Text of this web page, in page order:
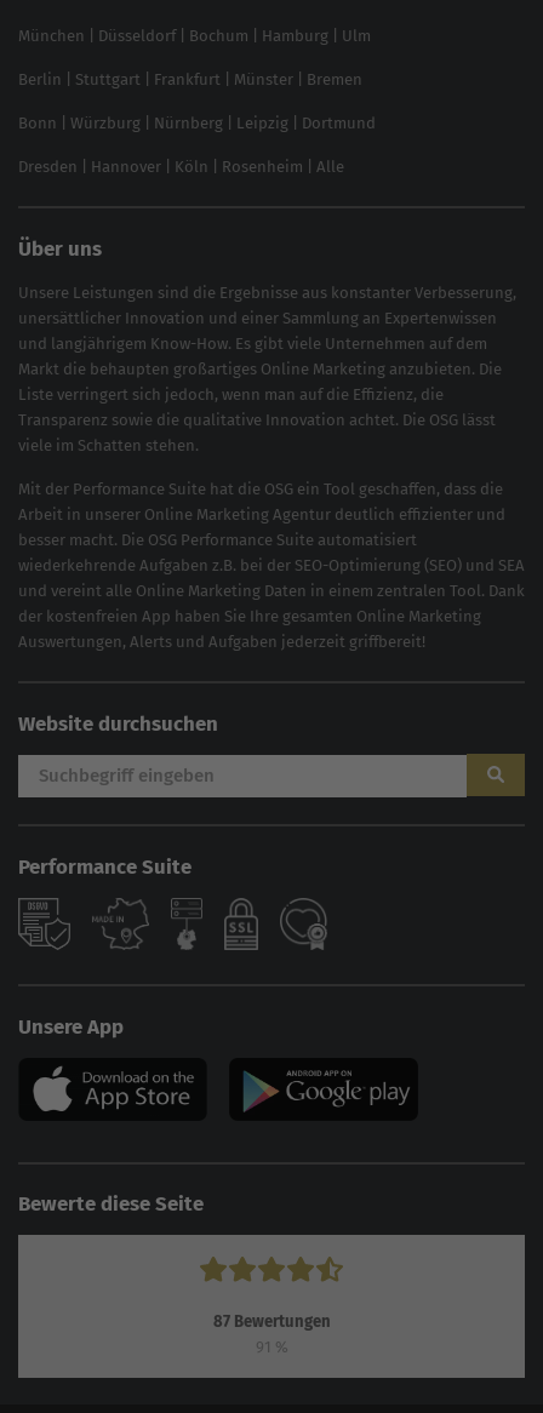
Local SEO
SEO für Online Shops
Brand Monitoring 2025
München Düsseldorf| Bochum Hamburg Ulm
Berlin Stuttgart Frankfurt Münster Bremen
Bonn Würzburg Nürnberg Leipzig Dortmund
Dresden Hannover Köln Rosenheim Alle
Über uns
Unsere Leistungen sind die Ergebnisse aus konstanter Verbesserung,
unersättlicher Innovation und einer Sammlung an Expertenwissen
und langjährigem Know-How. Es gibt viele Unternehmen auf dem
Markt die behaupten großartiges Online Marketing anzubieten. Die
Liste verringert sich jedoch, wenn man auf die Effizienz, die
Transparenz sowie die qualitative Innovation achtet. Die OSG lässt
viele im Schatten stehen.
Mit der Performance Suite hat die OSG ein Tool geschaffen, dass die
Arbeit in unserer Online Marketing Agentur deutlich effizienter und
besser macht. Die OSG Performance Suite automatisiert
wiederkehrende Aufgaben z.B. bei der SEO-Optimierung (SEO) und SEA
und vereint alle Online Marketing Daten in einem zentralen Tool. Dank
der kostenfreien App haben Sie Ihre gesamten Online Marketing
Auswertungen, Alerts und Aufgaben jederzeit griffbereit!
Website durchsuchen
Performance Suite
Unsere App
Bewerte diese Seite
87Bewertungen
91 %